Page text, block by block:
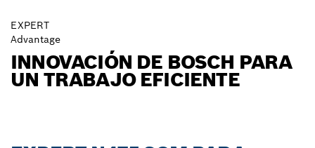
EXPERT
Advantage
INNOVACIÓN DE BOSCH PARA
UN TRABAJO EFICIENTE